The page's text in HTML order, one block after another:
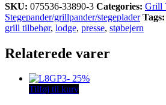
SKU: 075536-33890-3 Categories: Grill
Stegepander/grillpander/stegeplader Tags:
grill tilbehør, lodge, presse, støbejern
Relaterede varer
- 25%
Tilføj til kurv